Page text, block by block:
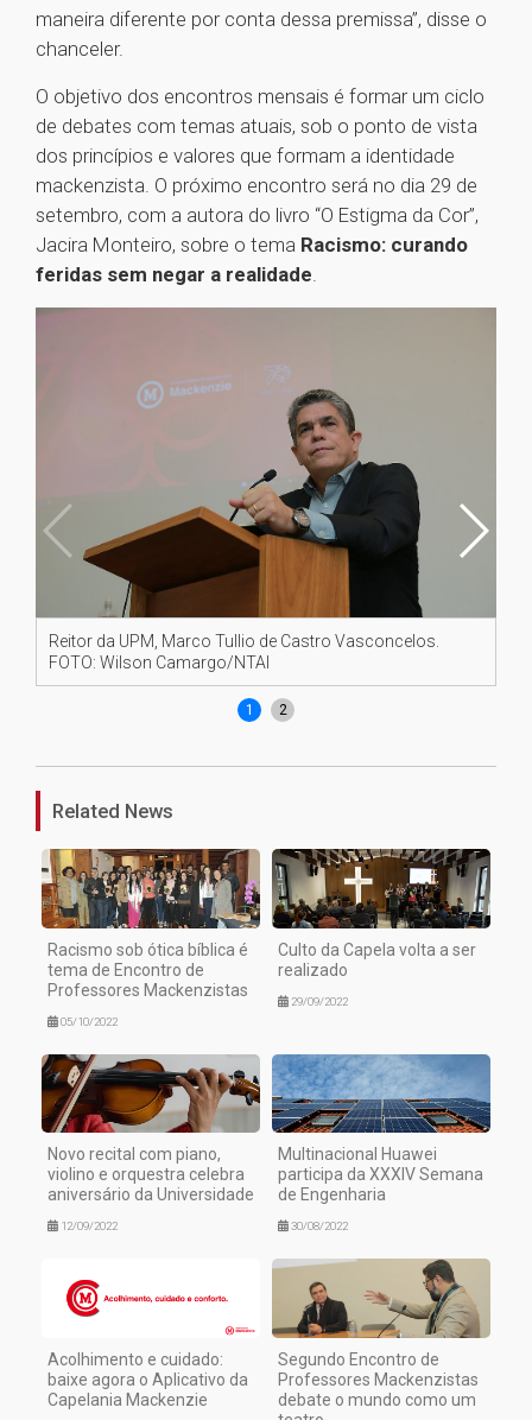
maneira diferente por conta dessa premissa”, disse o
chanceler.
O objetivo dos encontros mensais é formar um ciclo
de debates com temas atuais, sob o ponto de vista
dos princípios e valores que formam a identidade
mackenzista. O próximo encontro será no dia 29 de
setembro, com a autora do livro “O Estigma da Cor”,
Jacira Monteiro, sobre o tema Racismo: curando
feridas sem negar a realidade.
Reitor da UPM, Marco Tullio de Castro Vasconcelos.
FOTO: Wilson Camargo/NTAI
1 2
Related News
Racismo sob ótica bíblica é
tema de Encontro de
Professores Mackenzistas
05/10/2022
Culto da Capela volta a ser
realizado
29/09/2022
Novo recital com piano,
violino e orquestra celebra
aniversário da Universidade
12/09/2022
Multinacional Huawei
participa da XXXIV Semana
de Engenharia
30/08/2022
Acolhimento e cuidado:
baixe agora o Aplicativo da
Capelania Mackenzie
Segundo Encontro de
Professores Mackenzistas
debate o mundo como um